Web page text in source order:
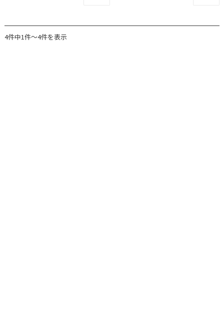
4件中1件～4件を表示